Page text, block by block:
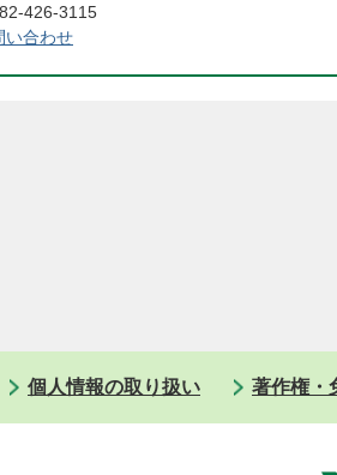
426-3115
い合わせ
個人情報の取り扱い 著作権・